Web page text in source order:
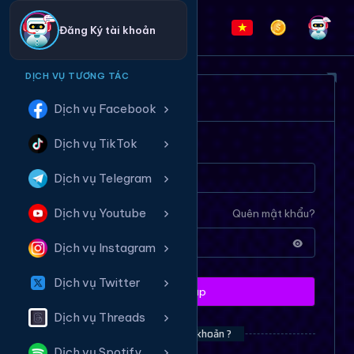
Đăng Ký tài khoản
DỊCH VỤ TƯƠNG TÁC
Dịch vụ Facebook
Dịch vụ TikTok
Dịch vụ Telegram
Dịch vụ Youtube
Dịch vụ Instagram
Dịch vụ Twitter
Dịch vụ Threads
ĐĂNG NHẬP HỆ THỐNG
Tên tài khoản
Quên mật khẩu?
Mật khẩu
Đăng nhập
Bạn chưa có tài khoản ?